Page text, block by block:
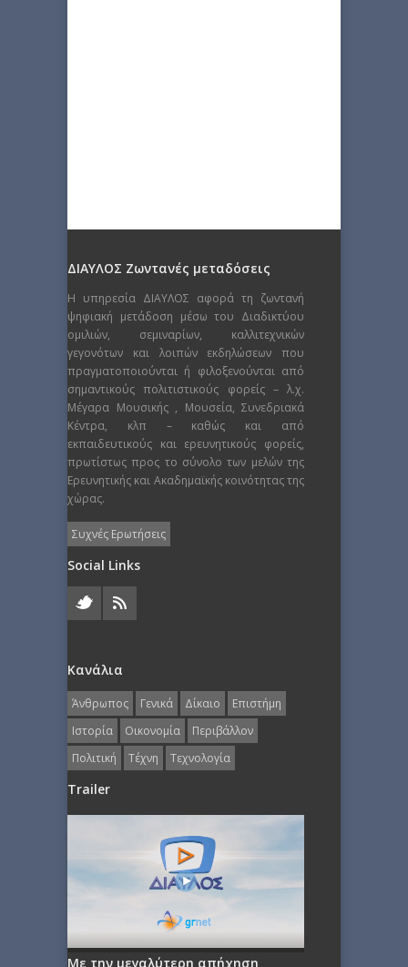
ΔΙΑΥΛΟΣ Ζωντανές μεταδόσεις
Η υπηρεσία ΔΙΑΥΛΟΣ αφορά τη ζωντανή
ψηφιακή μετάδοση μέσω του Διαδικτύου
ομιλιών, σεμιναρίων, καλλιτεχνικών
γεγονότων και λοιπών εκδηλώσεων που
πραγματοποιούνται ή φιλοξενούνται από
σημαντικούς πολιτιστικούς φορείς – λ.χ.
Μέγαρα Μουσικής , Μουσεία, Συνεδριακά
Κέντρα, κλπ – καθώς και από
εκπαιδευτικούς και ερευνητικούς φορείς,
πρωτίστως προς το σύνολο των μελών της
Ερευνητικής και Ακαδημαϊκής κοινότητας της
χώρας.
Συχνές Ερωτήσεις
Social Links
Κανάλια
Άνθρωπος Γενικά Δίκαιο
Επιστήμη
Ιστορία
Οικονομία
Περιβάλλον
Πολιτική
Τέχνη Τεχνολογία
Trailer
Με την μεγαλύτερη απήχηση